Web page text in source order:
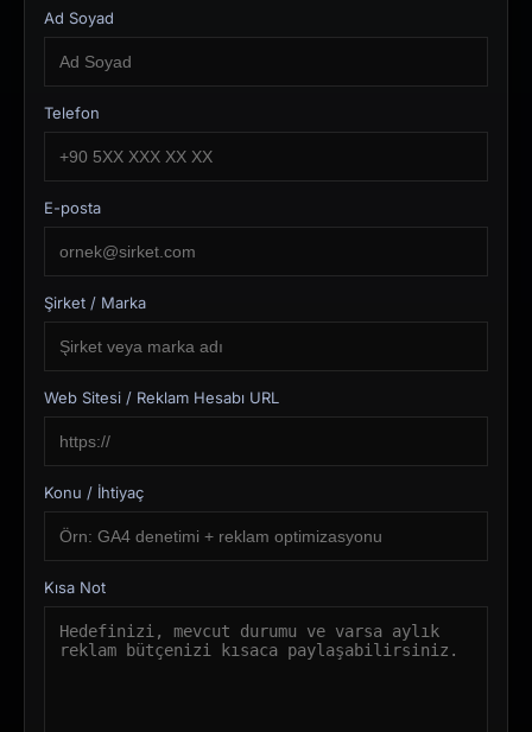
Ad Soyad
Telefon
E-posta
Şirket / Marka
Web Sitesi / Reklam Hesabı URL
Konu / İhtiyaç
Kısa Not